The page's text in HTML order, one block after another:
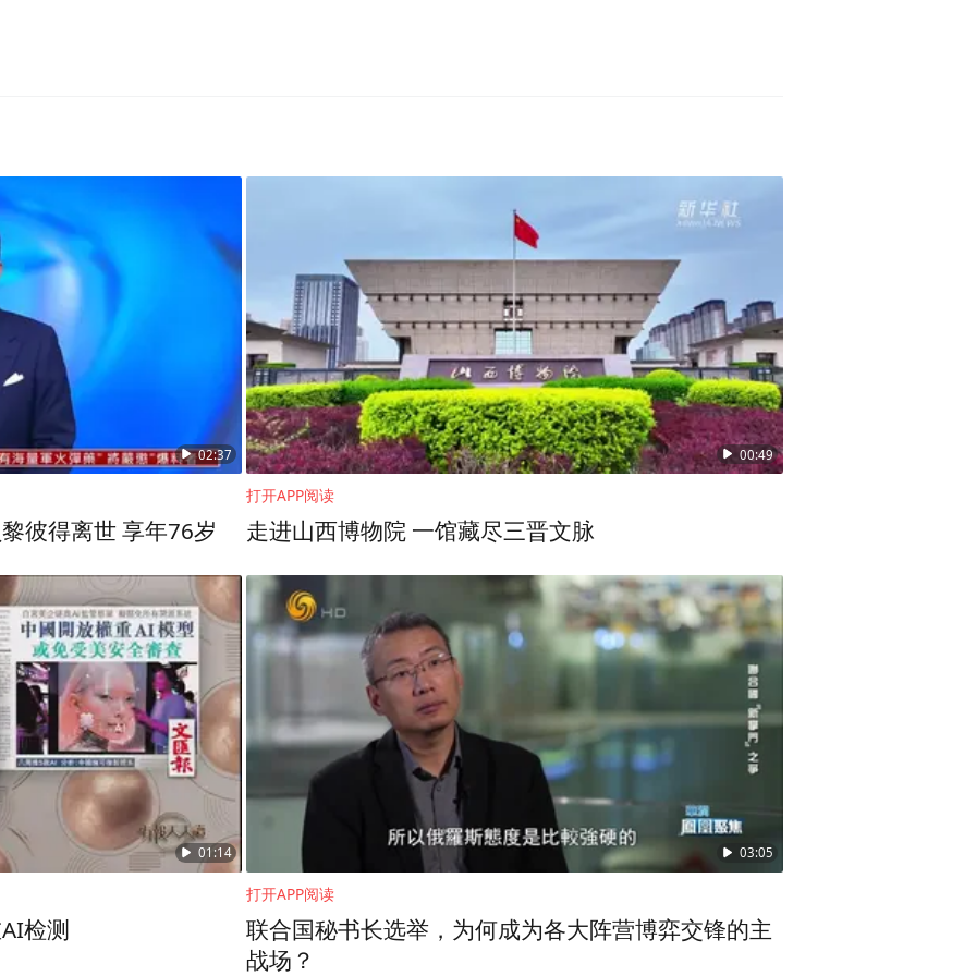
，全套Fendi服饰出镜，同色系细闪大衣套装，锐意冷感的时髦腔调，变身
周之旅~
02:37
彼得离世 享年76岁
00:49
打开APP阅读
走进山西博物院 一馆藏尽三晋文脉
01:14
检测
03:05
打开APP阅读
联合国秘书长选举，为何成为各大阵营博弈交锋的主
战场？